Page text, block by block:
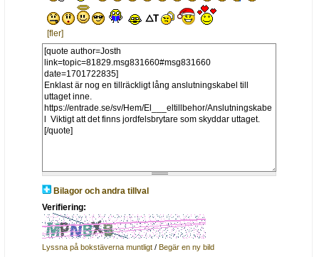
[fler]
Bilagor och andra tillval
Verifiering:
Lyssna på bokstäverna muntligt /Begär en ny bild